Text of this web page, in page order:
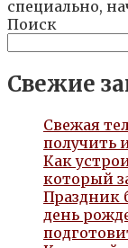
специально,
Поиск
Свежие
Свежая
получить
Как
который
Праздник
день